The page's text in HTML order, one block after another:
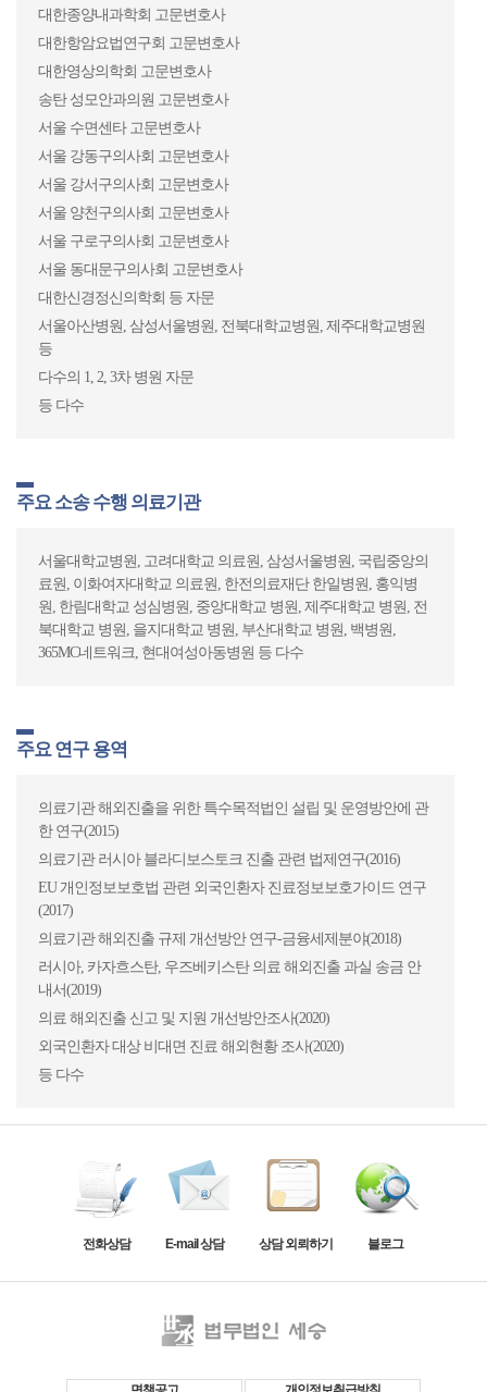
법리 검토, 울산대학교 대학원 의학석사 학위논문(2016.12)
연구용역
① ICT 기반 의료서비스 관련 국외 법, 제도 및 비즈니스 모델 심
층 연구, 한국보건의료연구원(2016)
② 개방형 힐링플랫폼 사업 법률 가이드라인 개발을 위한 법적
대한종양내과학회 고문변호사
대한항암요법연구회 고문변호사
대한영상의학회 고문변호사
송탄 성모안과의원 고문변호사
서울 수면센타 고문변호사
서울 강동구의사회 고문변호사
서울 강서구의사회 고문변호사
서울 양천구의사회 고문변호사
서울 구로구의사회 고문변호사
서울 동대문구의사회 고문변호사
대한신경정신의학회 등 자문
서울아산병원, 삼성서울병원, 전북대학교병원, 제주대학교병원
등
다수의 1, 2, 3차 병원 자문
등 다수
주요 소송 수행 의료기관
서울대학교병원, 고려대학교 의료원, 삼성서울병원, 국립중앙의
료원, 이화여자대학교 의료원, 한전의료재단 한일병원, 홍익병
원, 한림대학교 성심병원, 중앙대학교 병원, 제주대학교 병원, 전
북대학교 병원, 을지대학교 병원, 부산대학교 병원, 백병원,
365MC네트워크, 현대여성아동병원 등 다수
주요 연구 용역
의료기관 해외진출을 위한 특수목적법인 설립 및 운영방안에 관
한 연구(2015)
의료기관 러시아 블라디보스토크 진출 관련 법제연구(2016)
EU 개인정보보호법 관련 외국인환자 진료정보보호가이드 연구
(2017)
의료기관 해외진출 규제 개선방안 연구-금융세제분야(2018)
러시아, 카자흐스탄, 우즈베키스탄 의료 해외진출 과실 송금 안
내서(2019)
의료 해외진출 신고 및 지원 개선방안조사(2020)
외국인환자 대상 비대면 진료 해외현황 조사(2020)
등 다수
전화상담 E-mail 상담 상담 외뢰하기 블로그